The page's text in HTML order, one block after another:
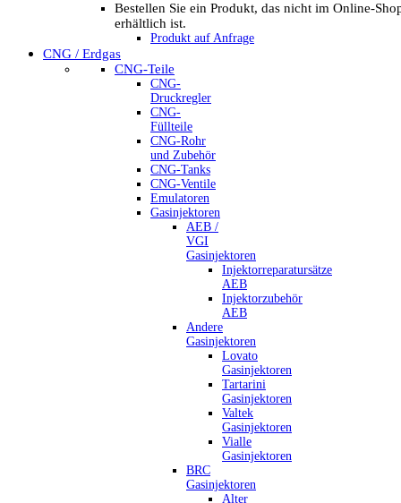
Bestellen Sie ein Produkt, das nicht im Online-
erhältlich ist.
Produkt auf Anfrage
CNG / Erdgas
CNG-Teile
CNG-
Druckregler
CNG-
Füllteile
CNG-Rohr
und Zubehör
CNG-Tanks
CNG-Ventile
Emulatoren
Gasinjektoren
AEB /
VGI
Gasinjektoren
Injektorreparatursätze
AEB
Injektorzubehör
AEB
Andere
Gasinjektoren
Lovato
Gasinjektoren
Tartarini
Gasinjektoren
Valtek
Gasinjektoren
Vialle
Gasinjektoren
BRC
Gasinjektoren
Alter